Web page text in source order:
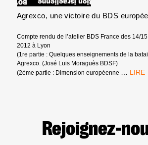
Agrexco, une victoire du BDS
Compte rendu de l’atelier BDS France des 14/
2012 à Lyon
(1re partie : Quelques enseignements de la
Agrexco. (José Luis Moraguès BDSF)
(2ème partie : Dimension européenne
Rejoignez-